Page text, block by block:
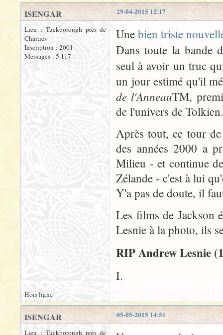
29-04-2015 12:17
ISENGAR
Lieu : Tuckborough près de
Chartres
Inscription : 2001
Messages : 5 117
Une bien triste
Dans toute la bande
seul à avoir un truc
un jour estimé qu'il
de l'AnneauTM,
de l'univers de Tolkien.
Après tout, ce tour
des années 2000 a
Milieu - et continue
Zélande - c'est à lui
Y'a pas de doute, il
Les films de Jackson
Lesnie à la photo, ils
RIP Andrew Lesnie
I.
Hors ligne
05-05-2015 14:51
ISENGAR
Lieu : Tuckborough près de